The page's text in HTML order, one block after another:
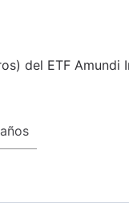
del ETF